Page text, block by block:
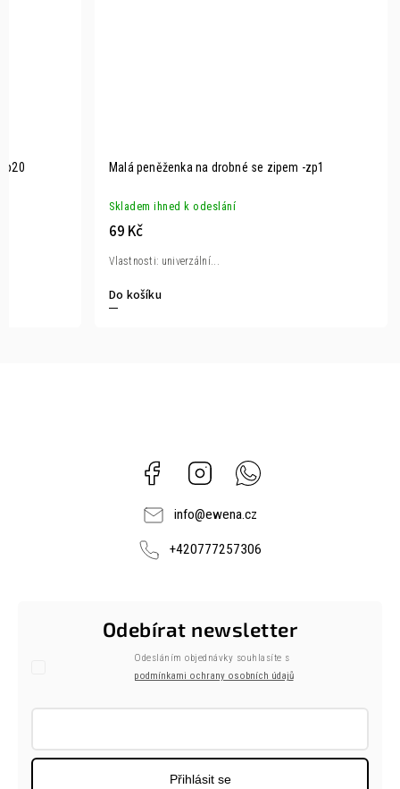
Malá peněženka na drobné se zipem -zp1
Skladem ihned k odeslání
69 Kč
Do košíku
Vlastnosti: univerzální...
Facebook Instagram
info@ewena.cz
+420777257306
Odebírat newsletter
Odesláním objednávky souhlasíte s
podmínkami ochrany osobních údajů
Přihlásit se